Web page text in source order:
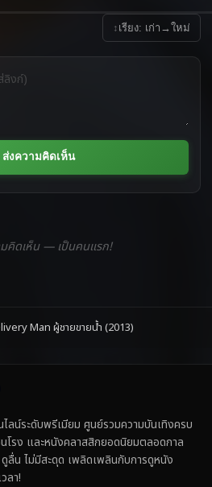
↕ เรียง: เก่า→ใหม่
ส่งความคิดเห็น
คิดเห็น — เป็นคนแรก!
Man ผู้ชายขายน้ำ (2013)
น์ระดับพรีเมียม ศูนย์รวมความบันเทิงครบ
โรง และหนังคลาสสิกยอดนิยมตลอดกาล
ลื่น ไม่มีสะดุด เพลิดเพลินกับการดูหนัง
ลา!